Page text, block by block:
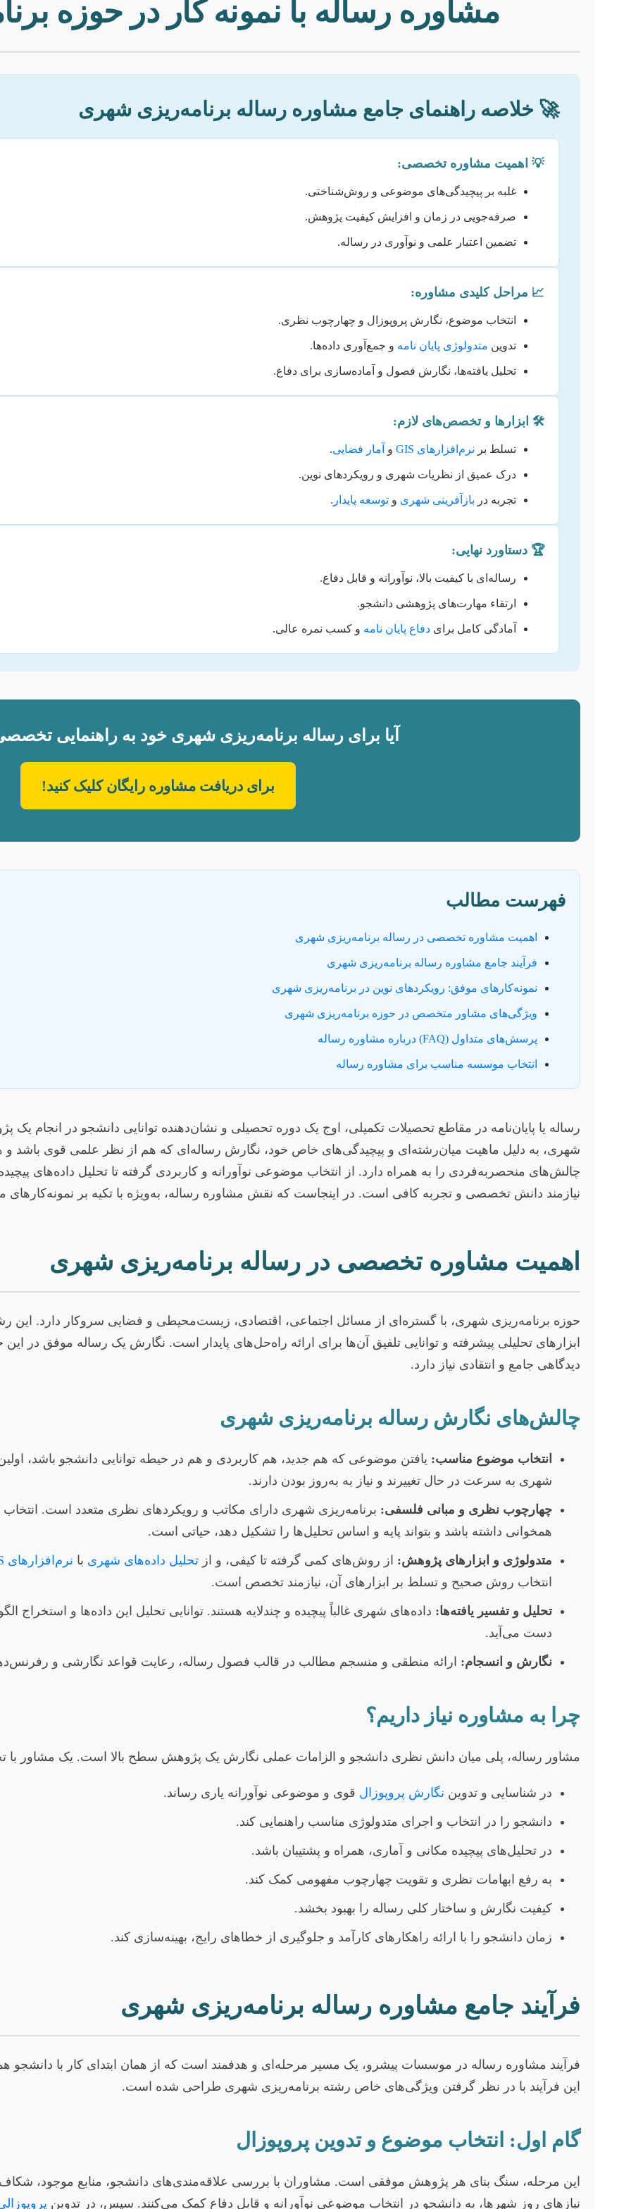
مشاوره رساله با نمونه کار در حوزه
🚀 خلاصه راهنمای جامع مشاوره رساله برنامه‌ریزی شهری
💡 اهمیت مشاوره تخصصی:
غلبه بر پیچیدگی‌های موضوعی و روش‌شناختی.
صرفه‌جویی در زمان و افزایش کیفیت پژوهش.
تضمین اعتبار علمی و نوآوری در رساله.
📈 مراحل کلیدی مشاوره:
انتخاب موضوع، نگارش پروپوزال و چهارچوب نظری.
تدوین متدولوژی پایان نامه و جمع‌آوری داده‌ها.
تحلیل یافته‌ها، نگارش فصول و آماده‌سازی برای دفاع.
🛠️ ابزارها و تخصص‌های لازم:
تسلط بر نرم‌افزارهای GIS و آمار فضایی.
درک عمیق از نظریات شهری و رویکردهای نوین.
تجربه در بازآفرینی شهری و توسعه پایدار .
🏆 دستاورد نهایی:
رساله‌ای با کیفیت بالا، نوآورانه و قابل دفاع.
ارتقاء مهارت‌های پژوهشی دانشجو.
آمادگی کامل برای دفاع پایان نامه و کسب نمره عالی.
آیا برای رساله برنامه‌ریزی شهری خود به راهنمایی تخصصی
برای دریافت مشاوره رایگان کلیک کنید!
فهرست مطالب
اهمیت مشاوره تخصصی در رساله برنامه‌ریزی شهری
فرآیند جامع مشاوره رساله برنامه‌ریزی شهری
نمونه‌کارهای موفق: رویکردهای نوین در برنامه‌ریزی شهری
ویژگی‌های مشاور متخصص در حوزه برنامه‌ریزی شهری
پرسش‌های متداول (FAQ) درباره مشاوره رساله
انتخاب موسسه مناسب برای مشاوره رساله
رساله یا پایان‌نامه در مقاطع تحصیلات تکمیلی، اوج یک دوره تحصیلی و نشان‌دهنده توانایی دانشجو در
شهری، به دلیل ماهیت میان‌رشته‌ای و پیچیدگی‌های خاص خود، نگارش رساله‌ای که هم از نظر علمی قوی باشد
چالش‌های منحصربه‌فردی را به همراه دارد. از انتخاب موضوعی نوآورانه و کاربردی گرفته تا تحلیل داده‌های
نیازمند دانش تخصصی و تجربه کافی است. در اینجاست که نقش مشاوره رساله، به‌ویژه با تکیه بر
اهمیت مشاوره تخصصی در رساله برنامه‌ریزی شهری
حوزه برنامه‌ریزی شهری، با گستره‌ای از مسائل اجتماعی، اقتصادی، زیست‌محیطی و فضایی سروکار دارد. این
ابزارهای تحلیلی پیشرفته و توانایی تلفیق آن‌ها برای ارائه راه‌حل‌های پایدار است. نگارش یک رساله موفق در
دیدگاهی جامع و انتقادی نیاز دارد.
چالش‌های نگارش رساله برنامه‌ریزی شهری
انتخاب موضوع مناسب: یافتن موضوعی که هم جدید، هم کاربردی و هم در حیطه توانایی دانشجو باشد،
شهری به سرعت در حال تغییرند و نیاز به به‌روز بودن دارند.
چهارچوب نظری و مبانی فلسفی: برنامه‌ریزی شهری دارای مکاتب و رویکردهای نظری متعدد است.
همخوانی داشته باشد و بتواند پایه و اساس تحلیل‌ها را تشکیل دهد، حیاتی است.
متدولوژی و ابزارهای پژوهش: از روش‌های کمی گرفته تا کیفی، و از تحلیل داده‌های شهری با نرم‌افزارهای GIS
انتخاب روش صحیح و تسلط بر ابزارهای آن، نیازمند تخصص است.
تحلیل و تفسیر یافته‌ها: داده‌های شهری غالباً پیچیده و چندلایه هستند. توانایی تحلیل این داده‌ها و استخراج
دست می‌آید.
نگارش و انسجام: ارائه منطقی و منسجم مطالب در قالب فصول رساله، رعایت قواعد نگارشی و
چرا به مشاوره نیاز داریم؟
مشاور رساله، پلی میان دانش نظری دانشجو و الزامات عملی نگارش یک پژوهش سطح بالا است. یک مشاور با
در شناسایی و تدوین نگارش پروپوزال قوی و موضوعی نوآورانه یاری رساند.
دانشجو را در انتخاب و اجرای متدولوژی مناسب راهنمایی کند.
در تحلیل‌های پیچیده مکانی و آماری، همراه و پشتیبان باشد.
به رفع ابهامات نظری و تقویت چهارچوب مفهومی کمک کند.
کیفیت نگارش و ساختار کلی رساله را بهبود بخشد.
زمان دانشجو را با ارائه راهکارهای کارآمد و جلوگیری از خطاهای رایج، بهینه‌سازی کند.
فرآیند جامع مشاوره رساله برنامه‌ریزی شهری
فرآیند مشاوره رساله در موسسات پیشرو، یک مسیر مرحله‌ای و هدفمند است که از همان ابتدای کار با دانشجو
این فرآیند با در نظر گرفتن ویژگی‌های خاص رشته برنامه‌ریزی شهری طراحی شده است.
گام اول: انتخاب موضوع و تدوین پروپوزال
این مرحله، سنگ بنای هر پژوهش موفقی است. مشاوران با بررسی علاقه‌مندی‌های دانشجو، منابع موجود،
نیازهای روز شهرها، به دانشجو در انتخاب موضوعی نوآورانه و قابل دفاع کمک می‌کنند. سپس، در تدوین